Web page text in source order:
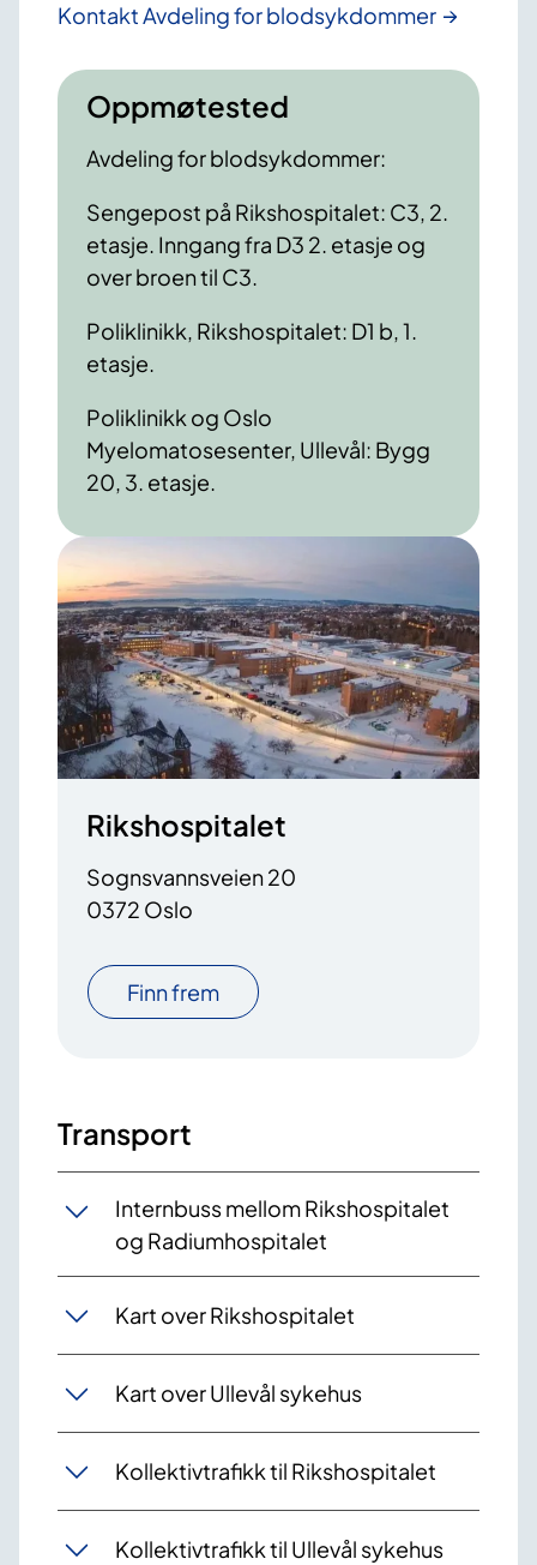
Kontakt Avdeling for blodsykdommer
Oppmøtested
Avdeling for blodsykdommer:
Sengepost på Rikshospitalet: C3, 2.
etasje. Inngang fra D3 2. etasje og
over broen til C3.
Poliklinikk, Rikshospitalet: D1 b, 1.
etasje.
Poliklinikk og Oslo
Myelomatosesenter, Ullevål: Bygg
20, 3. etasje.
Rikshospitalet
Sognsvannsveien 20
0372 Oslo
Finn frem
Transport
Internbuss mellom Rikshospitalet
og Radiumhospitalet
Kart over Rikshospitalet
Kart over Ullevål sykehus
Kollektivtrafikk til Rikshospitalet
Kollektivtrafikk til Ullevål sykehus